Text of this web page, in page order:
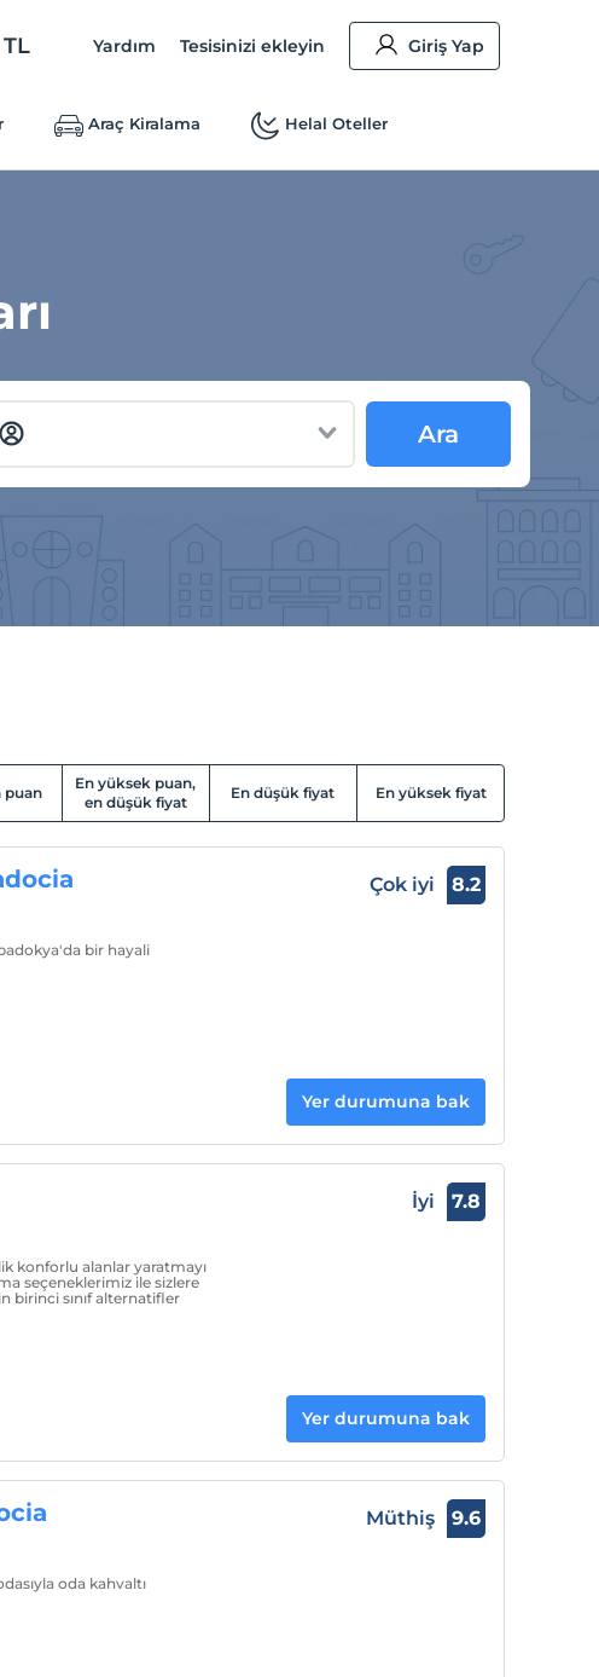
TL Yardım Tesisinizi ekleyin Giriş Yap
Araç Kiralama Helal Oteller
Ara
puan
En yüksek puan,
en düşük fiyat
En düşük fiyat En yüksek fiyat
bir hayali
Çok iyi 8.2
Yer durumuna bak
konforlu alanlar yaratmayı
seçeneklerimiz ile sizlere
birinci sınıf alternatifler
İyi 7.8
Yer durumuna bak
oda kahvaltı
Müthiş 9.6